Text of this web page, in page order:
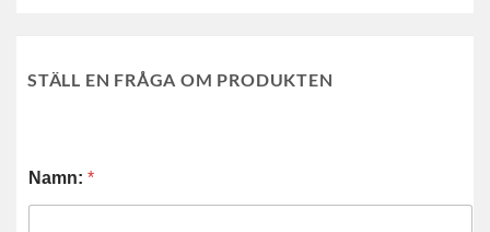
STÄLL EN FRÅGA OM PRODUKTEN
Namn: *